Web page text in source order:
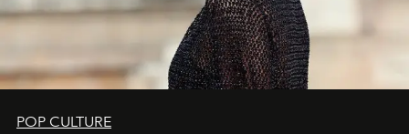
POP CULTURE